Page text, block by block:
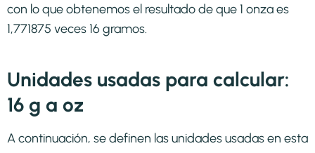
con lo que obtenemos el resultado de que 1 onza es
1,771875 veces 16 gramos.
Unidades usadas para calcular:
16 g a oz
A continuación, se definen las unidades usadas en esta